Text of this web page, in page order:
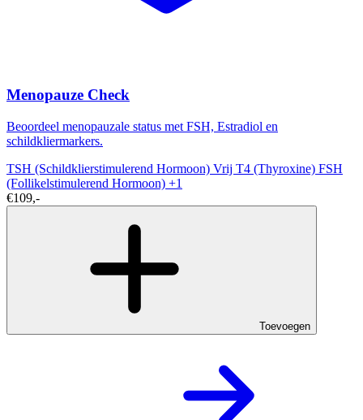
Menopauze Check
Beoordeel menopauzale status met FSH, Estradiol en
schildkliermarkers.
TSH (Schildklierstimulerend Hormoon) Vrij T4 (Thyroxine) FSH
(Follikelstimulerend Hormoon) +1
€109,-
Toevoegen